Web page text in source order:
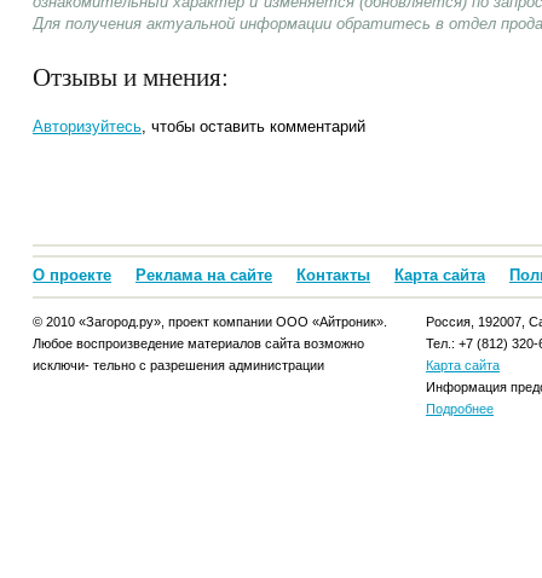
Для получения актуальной информации обратитесь в отдел
Отзывы и мнения:
Авторизуйтесь, чтобы оставить комментарий
О проекте Реклама на сайте Контакты Карта сайта
© 2010 «Загород.ру», проект компании ООО «Айтроник».
Любое воспроизведение материалов сайта возможно
исключи- тельно с разрешения администрации
Россия, 192007,
Тел.: +7 (812) 320-
Карта сайта
Информация
Подробнее